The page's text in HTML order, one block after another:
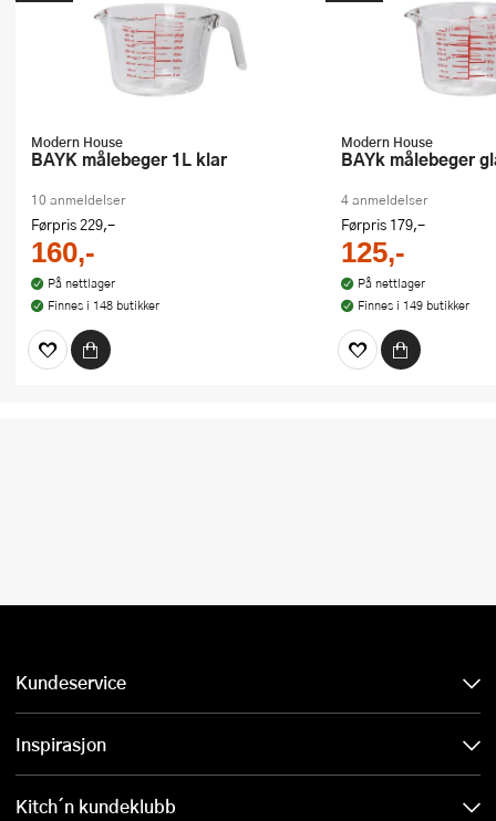
Modern House
bAYK målebeger 1L klar
10 anmeldelser
Førpris229,-
160,-
På nettlager
Finnes i 148 butikker
Modern House
bAYk målebeger
4 anmeldelser
Førpris 179,-
125,-
På nettlager
Finnes i 149 butikker
Kundeservice
Inspirasjon
Kitch´n kundeklubb